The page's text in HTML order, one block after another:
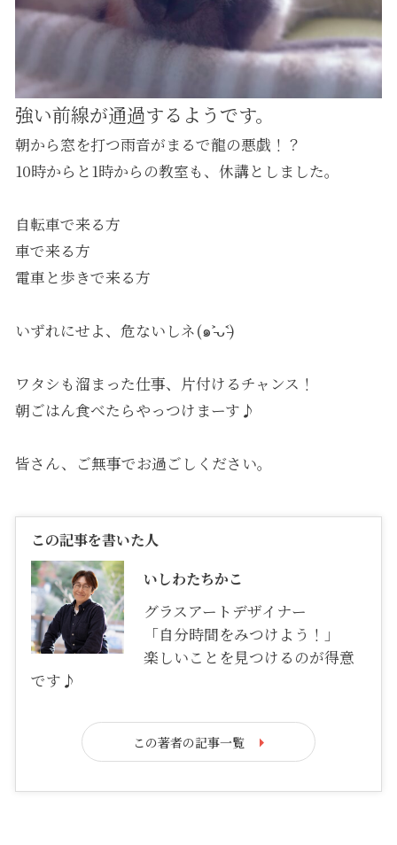
強い前線が通過するようです。
朝から窓を打つ雨音がまるで龍の悪戯！？
10時からと1時からの教室も、休講としました。
自転車で来る方
車で来る方
電車と歩きで来る方
いずれにせよ、危ないしネ(๑˃̵ᴗ˂̵)
ワタシも溜まった仕事、片付けるチャンス！
朝ごはん食べたらやっつけまーす♪
皆さん、ご無事でお過ごしください。
この記事を書いた人
いしわたちかこ
グラスアートデザイナー
「自分時間をみつけよう！」
楽しいことを見つけるのが得意
です♪
この著者の記事一覧